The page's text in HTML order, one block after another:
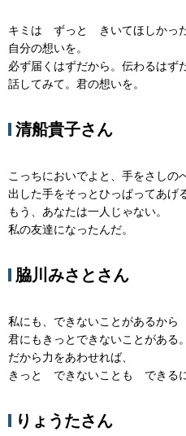
キミは ずっと きいてほしかった
自分の想いを。
必ず届くはずだから。伝わるはず
話してみて。君の想いを。
清船貴子さん
こっちにおいでよと、手をさしの
出した手をそっとひっぱってあげ
もう、あなたは一人じゃない。
私の友達になったんだ。
脇川みさとさん
私にも、できないことがあるから
君にもきっとできないことがある。
だから力をあわせれば、
きっと できないことも できるに
りょうたさん